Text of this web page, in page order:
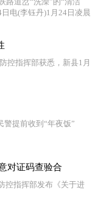
(李钰丹)1月24日凌晨
指挥部获悉，新县1月
警提前收到“年夜饭”
对证码查验合
指挥部发布《关于进